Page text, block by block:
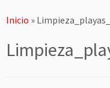
Inicio »